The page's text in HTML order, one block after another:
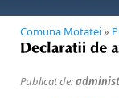
Comuna Motatei»
Declaratii de
Publicat de: